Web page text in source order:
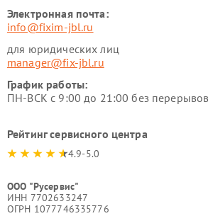
Электронная почта:
info@fixim-jbl.ru
для юридических лиц
manager@fix-jbl.ru
График работы:
ПН-ВСК с 9:00 до 21:00 без
Рейтинг сервисного центра
4.9-5.0
ООО "Русервис"
ИНН 7702633247
ОГРН 1077746335776